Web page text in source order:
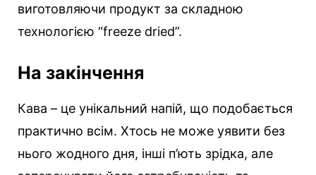
виготовляючи продукт за складною
технологією “freeze dried”.
На закінчення
Кава – це унікальний напій, що подобається
практично всім. Хтось не може уявити без
нього жодного дня, інші п’ють зрідка, але